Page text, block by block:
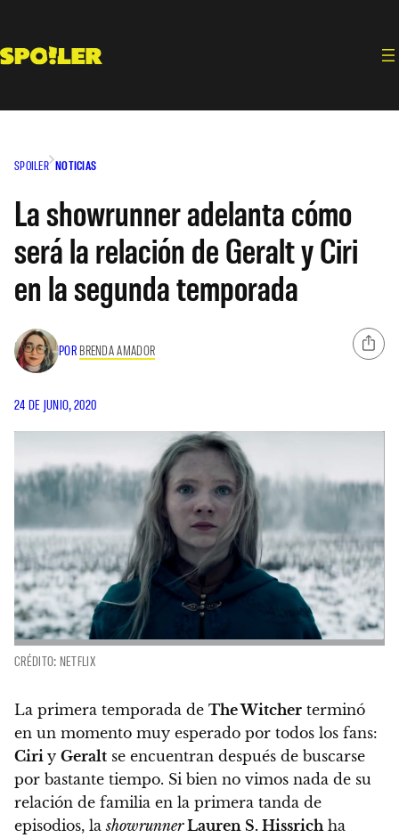
contenido
SPOILER NOTICIAS
La showrunner adelanta cómo
será la relación de Geralt y Ciri
en la segunda temporada
POR BRENDA AMADOR
24 DE JUNIO, 2020
CRÉDITO: NETFLIX
La primera temporada de The Witcher terminó
en un momento muy esperado por todos los fans:
Ciri y Geralt se encuentran después de buscarse
por bastante tiempo. Si bien no vimos nada de su
relación de familia en la primera tanda de
episodios, lashowrunnerLauren S. Hissrich ha